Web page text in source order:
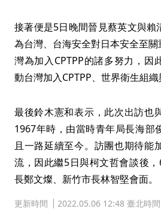
接著便是5日晚間晉見蔡英文與賴
為台灣、台海安全對日本安全至
灣為加入CPTPP的諸多努力，因
動台灣加入CPTPP、世界衛生組織
最後鈴木憲和表示，此次出訪也
1967年時，由當時青年局長海部
且一路延續至今。訪團也期待能
流，因此繼5日與柯文哲會談後
長鄭文燦、新竹市長林智堅會面。
更新時間 2022.05.06 12:48 臺北時間